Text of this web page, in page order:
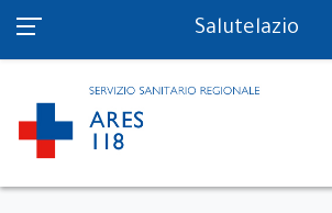
PS in tempo reale Salutelazio